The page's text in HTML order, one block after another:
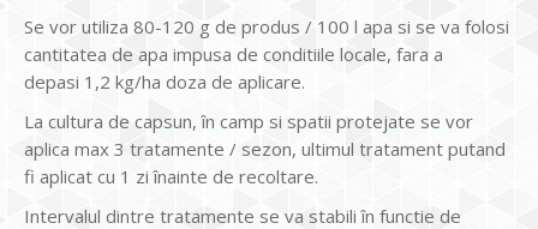
Se vor utiliza 80-120 g de produs / 100 l apa si se va folosi
cantitatea de apa impusa de conditiile locale, fara a
depasi 1,2 kg/ha doza de aplicare.
La cultura de capsun, în camp si spatii protejate se vor
aplica max 3 tratamente / sezon, ultimul tratament putand
fi aplicat cu 1 zi înainte de recoltare.
Intervalul dintre tratamente se va stabili în functie de